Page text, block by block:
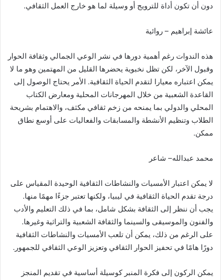
دون أن تكون أداة للترويج أو وسيلة لما هو خارج العمل الثقافي.
عائشة إبراهيم – روائية
هذه الندوات رغم أهمية دورها في نشر الوعي الجمالي وثقافة الحوار
وقبول الآخر، لكن تظل نخبوية يحضرها القليل من المهتمين وهو ما لا
يمكن اعتباره معيارا لتقدم الحياة الثقافية. الأمر يحتاج الوصول إلى
القاعدة الشعبية من خلال المهرجانات المحلية ومعارض الكتاب
المحلي والدولي بما يمنحه من زخم ثقافي مكثف، والاهتمام بشريحة
الطلاب وتنظيم الأنشطة والمسابقات والفعاليات على أوسع نطاق
ممكن.
محمد عبدالله– شاعر
لا يمكن اعتبار الأمسيات والنشاطات الثقافية الوحيدة المقياس على
درجة تقدم الحياة الثقافية في ليبيا، ولكنها تعتبر جزءًا مهمًا منها.
يجب أن ننظر إلى الثقافة بشكل شامل، بما في ذلك التعليم والأدب
والفنون والموسيقى والسينما والثقافة الشعبية والتراثية وغيرها.
على الرغم من ذلك، يمكن أن تلعب الأمسيات والنشاطات الثقافية
دورًا هامًا في تحفيز الحوار الثقافي وتعزيز الوعي الثقافي للجمهور .
يمكن الركون إلى فكرة المنبر كوسيلة أساسية في تقديم المنجز